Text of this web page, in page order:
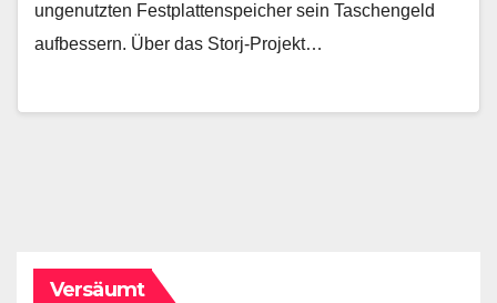
ungenutzten Festplattenspeicher sein Taschengeld
aufbessern. Über das Storj-Projekt…
Versäumt